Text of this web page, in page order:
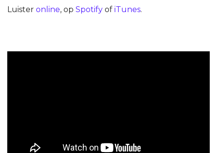
Luister online, op Spotify of iTunes.